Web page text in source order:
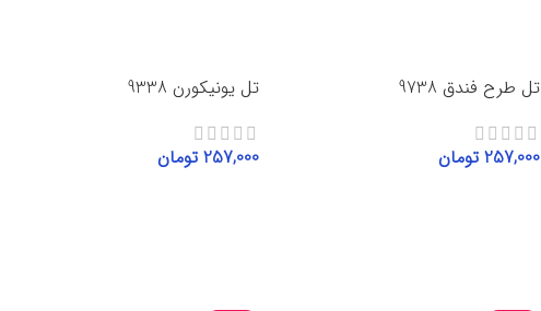
تل طرح فندق 9738
257,000 تومان
تل یونیکورن 9338
257,000 تومان